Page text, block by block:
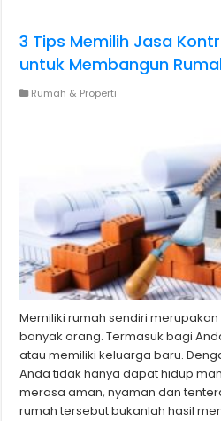
3 Tips Memilih Jasa
untuk Membangun
Rumah & Properti
Memiliki rumah sendiri
banyak orang. Termasuk bagi
atau memiliki keluarga baru.
Anda tidak hanya dapat hidup
merasa aman, nyaman dan
rumah tersebut bukanlah hasil